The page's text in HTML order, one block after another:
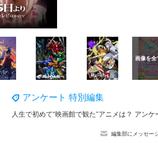
アンケート 特別編集
編集部にメッセー